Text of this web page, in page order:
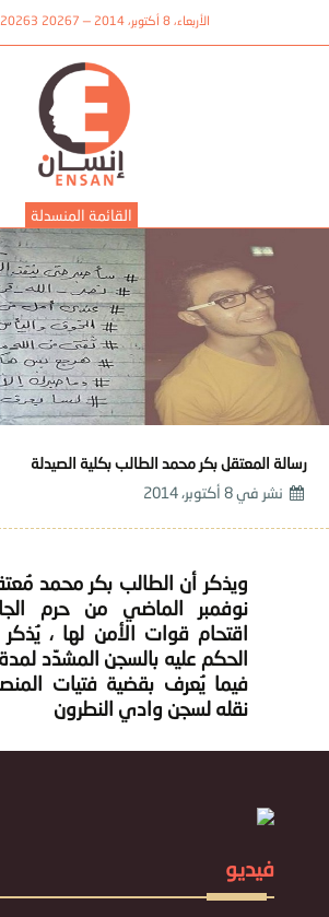
الأربعاء، 8 أكتوبر، 2014 — 20267 20263 20261
القائمة المنسدلة
رسالة المعتقل بكر محمد الطالب بكلية الصيدلة
نشر في 8 أكتوبر، 2014
نوفمبر الماضي من حرم
اقتحام قوات الأمن لها ،
فيما يُعرف بقضية فتيات
نقله لسجن وادي النطرون
فيديو